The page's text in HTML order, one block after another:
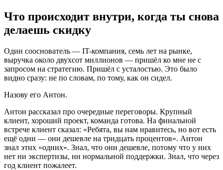
Что происходит внутри, когда ты снова
делаешь скидку
Один сооснователь — IT-компания, семь лет на рынке,
выручка около двухсот миллионов — пришёл ко мне не с
запросом на стратегию. Пришёл с усталостью. Это было
видно сразу: не по словам, по тому, как он сидел.
Назову его Антон.
Антон рассказал про очередные переговоры. Крупный
клиент, хороший проект, команда готова. На финальной
встрече клиент сказал: «Ребята, вы нам нравитесь, но вот есть
ещё одни — они дешевле на тридцать процентов». Антон
знал этих «одних». Знал, что они дешевле, потому что у них
нет ни экспертизы, ни нормальной поддержки. Знал, что через
год клиент пожалеет.